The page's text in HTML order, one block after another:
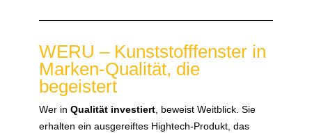
WERU – Kunststofffenster in
Marken-Qualität, die
begeistert
Wer in Qualität investiert, beweist Weitblick. Sie
erhalten ein ausgereiftes Hightech-Produkt, das